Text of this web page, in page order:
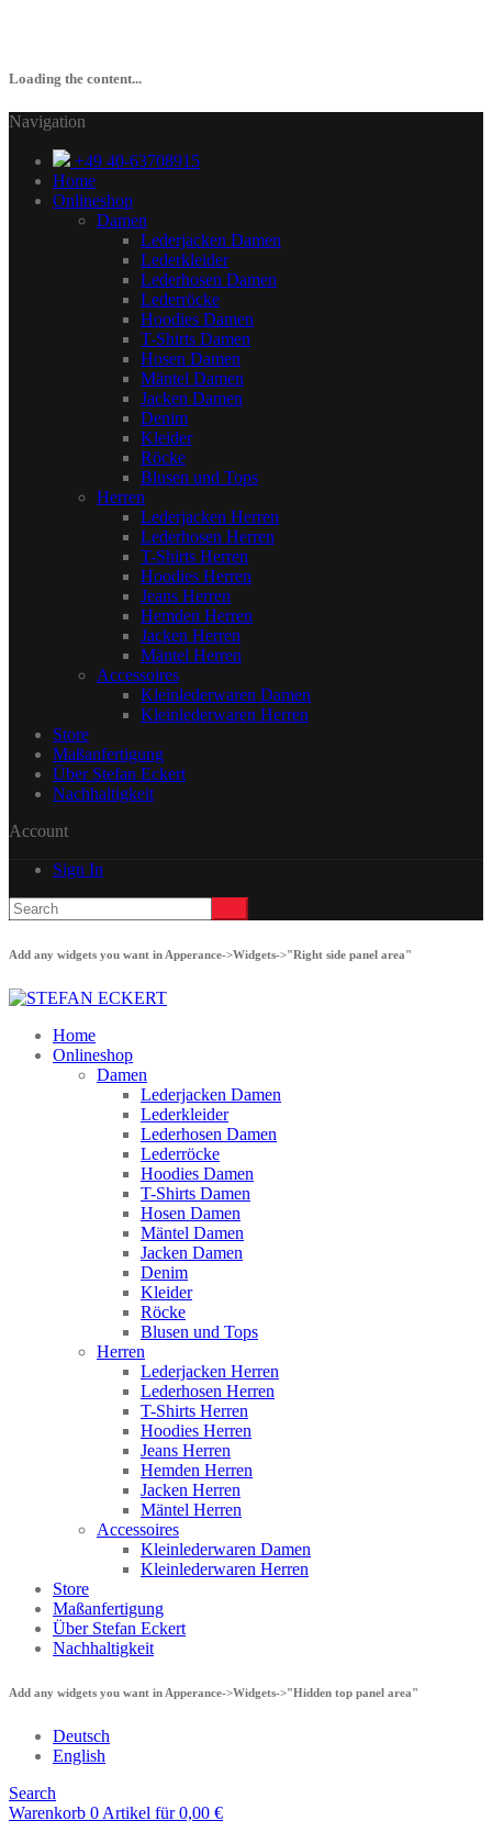
Loading the content...
Navigation
+49 40-63708915
Home
Onlineshop
Damen
Lederjacken Damen
Lederkleider
Lederhosen Damen
Lederröcke
Hoodies Damen
T-Shirts Damen
Hosen Damen
Mäntel Damen
Jacken Damen
Denim
Kleider
Röcke
Blusen und Tops
Herren
Lederjacken Herren
Lederhosen Herren
T-Shirts Herren
Hoodies Herren
Jeans Herren
Hemden Herren
Jacken Herren
Mäntel Herren
Accessoires
Kleinlederwaren Damen
Kleinlederwaren Herren
Store
Maßanfertigung
Über Stefan Eckert
Nachhaltigkeit
Account
Sign In
Add any widgets you want in Apperance->Widgets->"Right side panel area"
Home
Onlineshop
Damen
Lederjacken Damen
Lederkleider
Lederhosen Damen
Lederröcke
Hoodies Damen
T-Shirts Damen
Hosen Damen
Mäntel Damen
Jacken Damen
Denim
Kleider
Röcke
Blusen und Tops
Herren
Lederjacken Herren
Lederhosen Herren
T-Shirts Herren
Hoodies Herren
Jeans Herren
Hemden Herren
Jacken Herren
Mäntel Herren
Accessoires
Kleinlederwaren Damen
Kleinlederwaren Herren
Store
Maßanfertigung
Über Stefan Eckert
Nachhaltigkeit
Add any widgets you want in Apperance->Widgets->"Hidden top panel area"
Deutsch
English
Search
Warenkorb 0 Artikel für0,00 €